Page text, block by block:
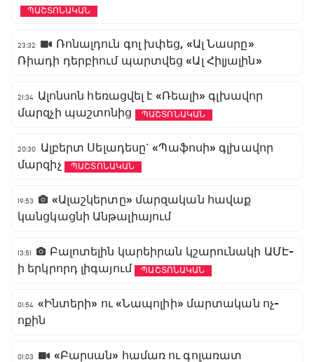
ՊԱՇՏՈՆԱԿԱՆ
23:32
Ռոնալդուն գոլ խփեց, «Ալ Նասրը»
Ռիադի դերբիում պարտվեց «Ալ Հիլյալին»
21:34 Ալոնսոն հեռացվել է «Ռեալի» գլխավոր
մարզչի պաշտոնից
ՊԱՇՏՈՆԱԿԱՆ
20:30
Ալբերտ Սելադեսը` «Պաֆոսի» գլխավոր
մարզիչ
ՊԱՇՏՈՆԱԿԱՆ
19:53
«Ալաշկերտը» մարզական հավաք
կանցկացնի Անթալիայում
13:51
Բալոտելին կարեիրան կշարունակի ԱՄԷ-
ի երկրորդ լիգայում
ՊԱՇՏՈՆԱԿԱՆ
01:54 «Ինտերի» ու «Նապոլիի» մարտական ոչ-
ոքին
01:03
«Բարսան» համառ ու գոլառատ